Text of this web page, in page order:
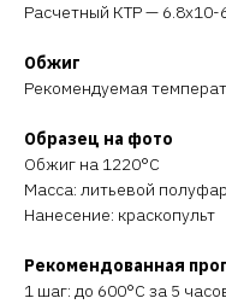
Расчетный КТР — 6.8х10-
Обжиг
Рекомендуемая
Образец на фото
Обжиг на 1220°C
Масса: литьевой
Нанесение: краскопульт
Рекомендованная
1 шаг: до 600°C за 5